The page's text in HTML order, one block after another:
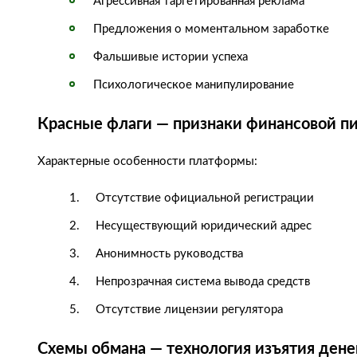
Предложения о моментальном заработке
Фальшивые истории успеха
Психологическое манипулирование
Красные флаги — признаки финансовой
Характерные особенности платформы:
Отсутствие официальной регистрации
Несуществующий юридический адрес
Анонимность руководства
Непрозрачная система вывода средств
Отсутствие лицензии регулятора
Схемы обмана — технология изъятия